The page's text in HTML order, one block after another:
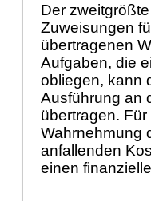
Der
Zuweisungen
übertragenen
Aufgaben, die
obliegen, kann
Ausführung an
übertragen.
Wahrnehmung
anfallenden
einen